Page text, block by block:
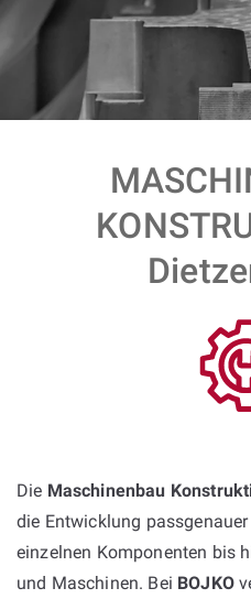
Die Maschinenbau
die Entwicklung
einzelnen Komponenten bis
und Maschinen. Bei BOJKO